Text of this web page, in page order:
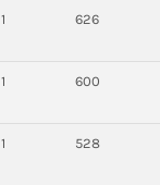
1 626
1 600
1 528